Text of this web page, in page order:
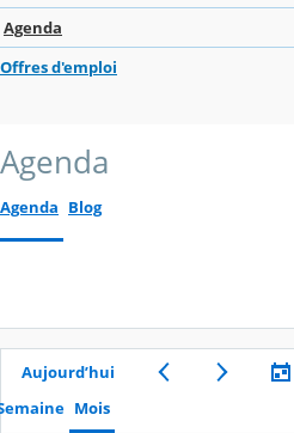
Agenda
Offres d'emploi
Agenda
Agenda Blog
Aujourd’hui
Mois